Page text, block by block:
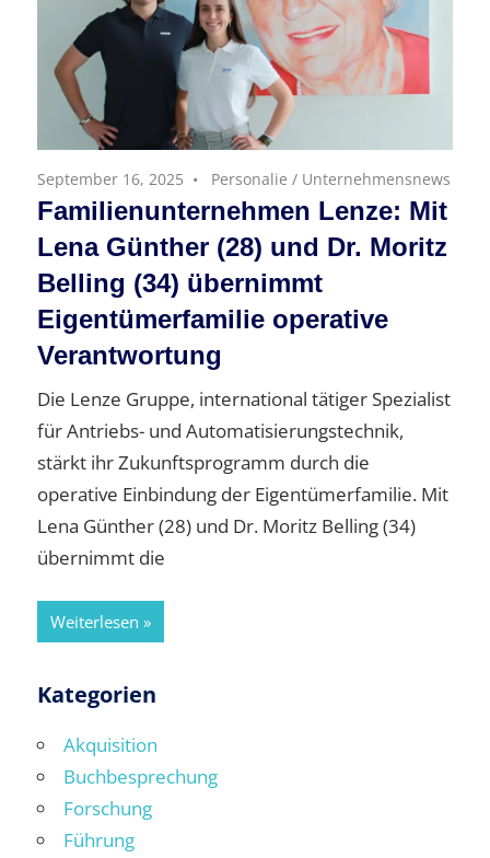
September 16, 2025 Personalie / Unternehmensnews
Familienunternehmen Lenze: Mit
Lena Günther (28) und Dr. Moritz
Belling (34) übernimmt
Eigentümerfamilie operative
Verantwortung
Die Lenze Gruppe, international tätiger Spezialist
für Antriebs- und Automatisierungstechnik,
stärkt ihr Zukunftsprogramm durch die
operative Einbindung der Eigentümerfamilie. Mit
Lena Günther (28) und Dr. Moritz Belling (34)
übernimmt die
Weiterlesen
Kategorien
Akquisition
Buchbesprechung
Forschung
Führung